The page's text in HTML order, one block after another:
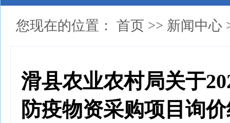
您现在的位置： 首页 >> 新闻中心
滑县农业农村局关于
防疫物资采购项目询